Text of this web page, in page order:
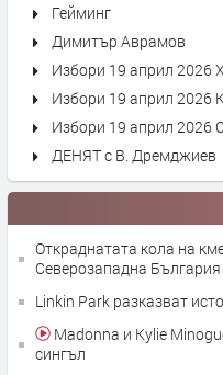
Гейминг
Димитър Аврамов
Избори 19 април 2026
Избори 19 април 2026
Избори 19 април 2026
ДЕНЯТ с В. Дремджиев
Откраднатата кола на
Северозападна България
Linkin Park разказват
сингъл